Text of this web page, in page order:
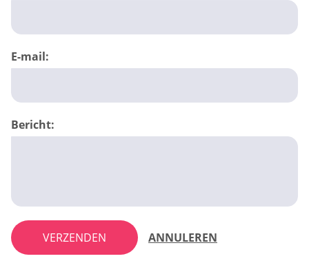
E-mail:
Bericht:
VERZENDEN ANNULEREN